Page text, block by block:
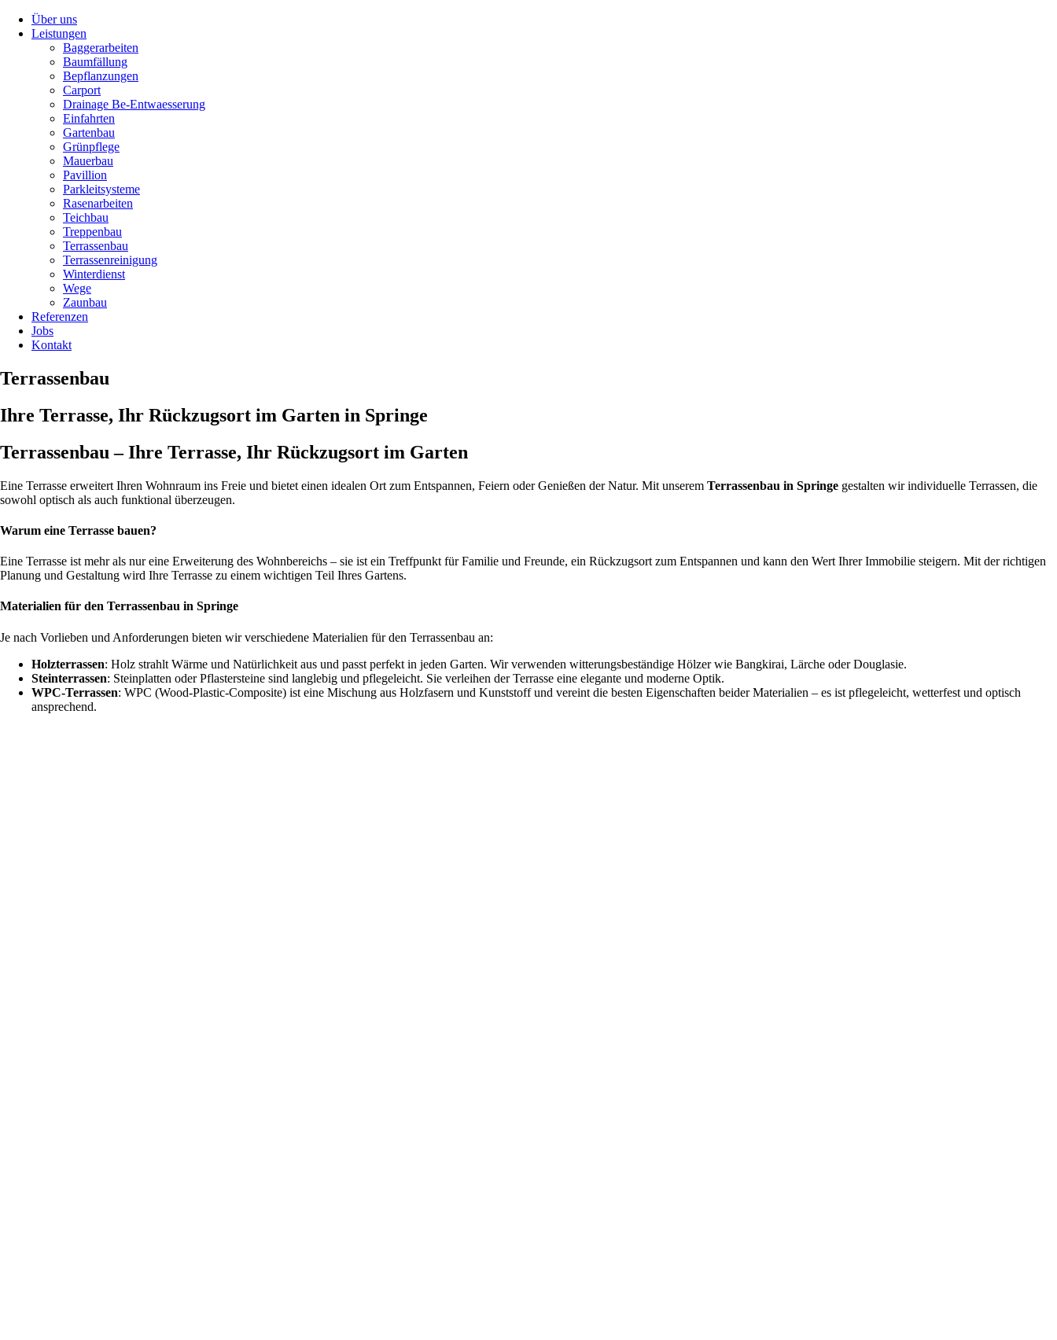
Über uns
Leistungen
Baggerarbeiten
Baumfällung
Bepflanzungen
Carport
Drainage Be-Entwaesserung
Einfahrten
Gartenbau
Grünpflege
Mauerbau
Pavillion
Parkleitsysteme
Rasenarbeiten
Teichbau
Treppenbau
Terrassenbau
Terrassenreinigung
Winterdienst
Wege
Zaunbau
Referenzen
Jobs
Kontakt
Terrassenbau
Ihre Terrasse, Ihr Rückzugsort im Garten in Springe
Terrassenbau – Ihre Terrasse, Ihr Rückzugsort im Garten
Eine Terrasse erweitert Ihren Wohnraum ins Freie und bietet einen idealen Ort zum Entspannen, Feiern oder Genießen der Natur. Mit unserem Terrassenbau in Springe gestalten wir individuelle Terrassen, die
sowohl optisch als auch funktional überzeugen.
Warum eine Terrasse bauen?
Eine Terrasse ist mehr als nur eine Erweiterung des Wohnbereichs – sie ist ein Treffpunkt für Familie und Freunde, ein Rückzugsort zum Entspannen und kann den Wert Ihrer Immobilie steigern. Mit der richtigen
Planung und Gestaltung wird Ihre Terrasse zu einem wichtigen Teil Ihres Gartens.
Materialien für den Terrassenbau in Springe
Je nach Vorlieben und Anforderungen bieten wir verschiedene Materialien für den Terrassenbau an:
Holzterrassen: Holz strahlt Wärme und Natürlichkeit aus und passt perfekt in jeden Garten. Wir verwenden witterungsbeständige Hölzer wie Bangkirai, Lärche oder Douglasie.
Steinterrassen: Steinplatten oder Pflastersteine sind langlebig und pflegeleicht. Sie verleihen der Terrasse eine elegante und moderne Optik.
WPC-Terrassen: WPC (Wood-Plastic-Composite) ist eine Mischung aus Holzfasern und Kunststoff und vereint die besten Eigenschaften beider Materialien – es ist pflegeleicht, wetterfest und optisch
ansprechend.